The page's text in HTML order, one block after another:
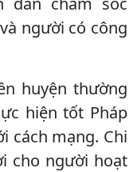
người có công
huyện thường
hiện tốt Pháp
cách mạng. Chi
cho người hoạt